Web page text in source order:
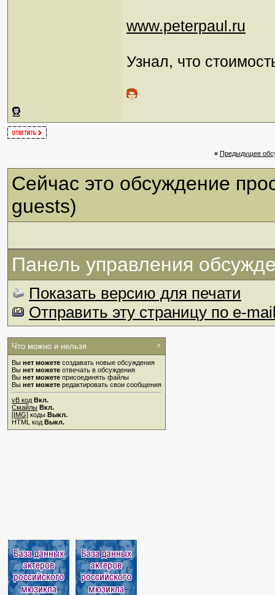
www.peterpaul.ru
Узнал, что
« Предыдущее
Сейчас это обсуждение
guests)
Панель управления
Показать версию для печати
Отправить эту страницу по e-
Что можно и нельзя
Вы нет можете создавать новые обсуждения
Вы нет можете отвечать в обсуждения
Вы нет можете присоединять файлы
Вы нет можете редактировать свои сообщения
vB код Вкл.
Смайлы Вкл.
[IMG] коды Выкл.
HTML код Выкл.